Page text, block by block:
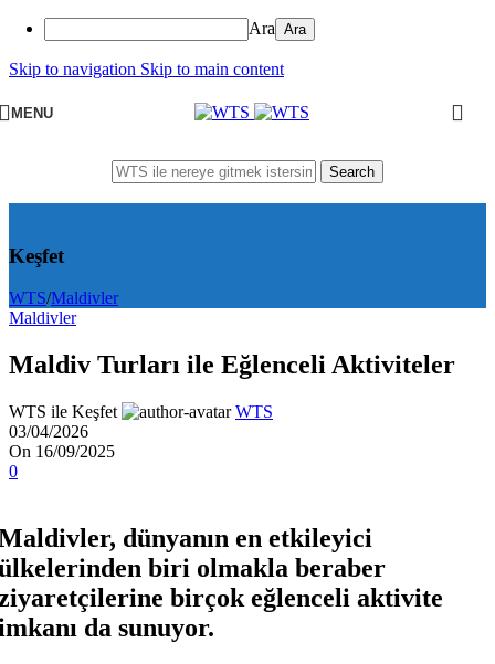
Ara
Skip to navigation Skip to main content
MENU
Search
Keşfet
WTS/Maldivler
Maldivler
Maldiv Turları ile Eğlenceli Aktiviteler
WTS ile Keşfet
WTS
03/04/2026
On 16/09/2025
0
dünyanın en etkileyici
biri olmakla beraber
birçok eğlenceli aktivite
da sunuyor.